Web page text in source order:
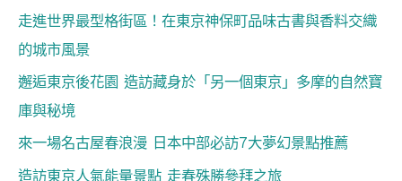
走進世界最型格街區！在東京神保町品味古書與香料交織
的城市風景
邂逅東京後花園 造訪藏身於「另一個東京」多摩的自然寶
庫與秘境
來一場名古屋春浪漫 日本中部必訪7大夢幻景點推薦
造訪東京人氣能量景點 走春殊勝參拜之旅